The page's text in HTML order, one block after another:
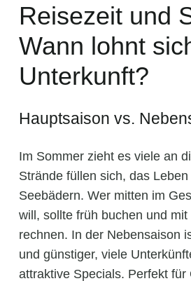
Reisezeit und
Wann lohnt
Unterkunft?
Hauptsaison vs.
Im Sommer zieht es viele an
Strände füllen sich, das
Seebädern. Wer mitten im
will, sollte früh buchen und
rechnen. In der Nebensaison
und günstiger, viele
attraktive Specials. Perfekt für